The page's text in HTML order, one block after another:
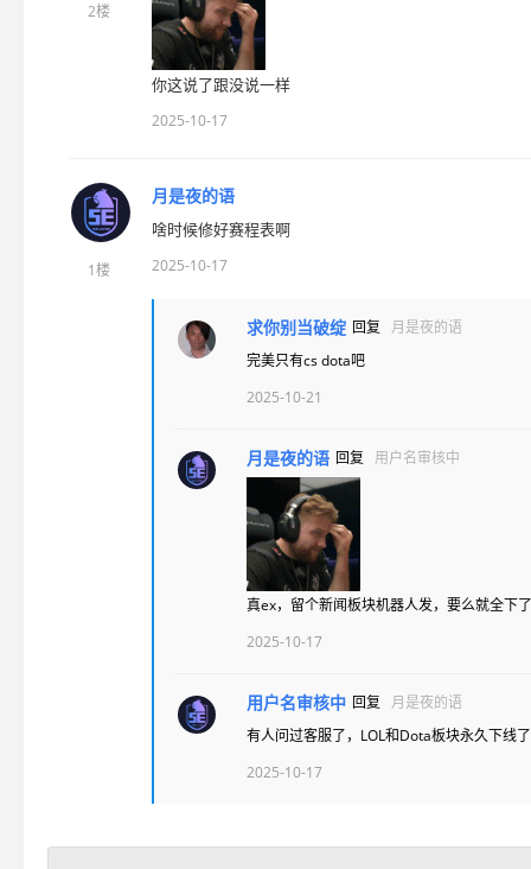
2楼
你这说了跟没说一样
2025-10-17
1楼
月是夜的语
啥时候修好赛程表啊
2025-10-17
求你别当破绽 回复
月是夜的语
完美只有cs dota吧
2025-10-21
月是夜的语 回复 用户名审核中
真ex，留个新闻板块机器人发，要么就全下
2025-10-17
用户名审核中 回复
月是夜的语
有人问过客服了，LOL和Dota板块永久下线
2025-10-17